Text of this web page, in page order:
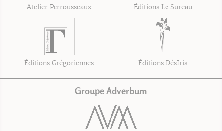
Atelier Perrousseaux Éditions Le Sureau
Éditions Grégoriennes Éditions DésIris
Groupe Adverbum